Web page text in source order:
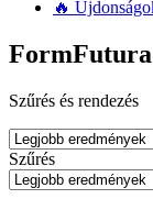
🔥
Szűrés és rendezés
Szűrés